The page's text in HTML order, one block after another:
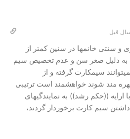
و سنتی خانمها در سنین کمتر از
به دلیل صغر سن و عدم تخصیص سیم
زیر 18سال نمیتوانند سیمکارت گرفته و از
مند شوند خواهشمند است ترتیبی
ارایه ((حکم رشد)) به نمایندگیهای
داشتن سیم کارت برخوردار گردند،